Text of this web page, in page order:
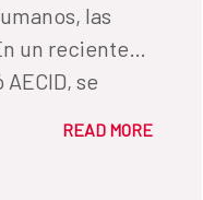
c) la relevancia
el inicio la
En este
como
las
un reciente
se
y
READ MORE